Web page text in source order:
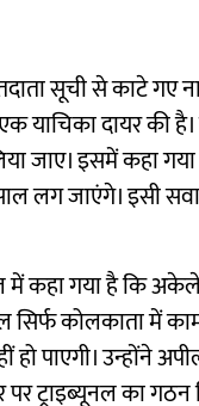
सूची से काटे गए
याचिका दायर की
जाए। इसमें कहा
लग जाएंगे। इसी
कहा गया है कि
सिर्फ कोलकाता में
हो पाएगी। उन्होंने
ट्राइब्यूनल का